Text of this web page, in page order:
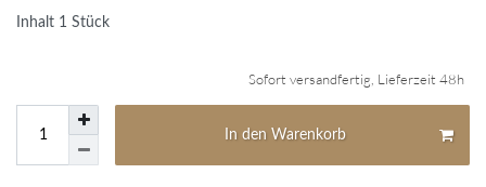
Inhalt 1 Stück
Sofort versandfertig, Lieferzeit 48h
In den Warenkorb